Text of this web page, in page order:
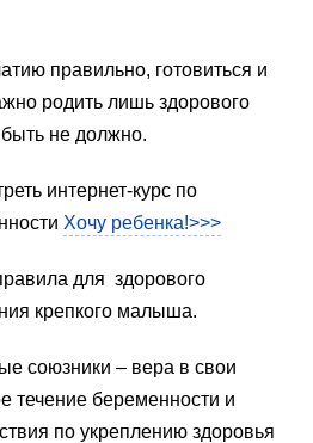
правильно, готовиться и
родить лишь здорового
не должно.
интернет-курс по
Хочу ребенка!>>>
для здорового
крепкого малыша.
союзники – вера в свои
течение беременности и
по укреплению здоровья